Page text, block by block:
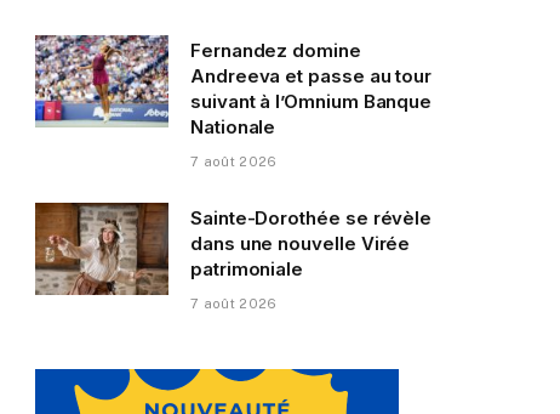
Fernandez domine
Andreeva et passe au tour
suivant à l’Omnium Banque
Nationale
7 août 2026
Sainte-Dorothée se révèle
dans une nouvelle Virée
patrimoniale
7 août 2026